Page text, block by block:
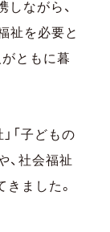
しながら、
祉を必要と
ともに暮
「子どもの
、社会福祉
ました。